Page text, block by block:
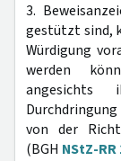
3.
gestützt sind,
Würdigung
werden
angesichts
von der
(BGH NStZ-RR